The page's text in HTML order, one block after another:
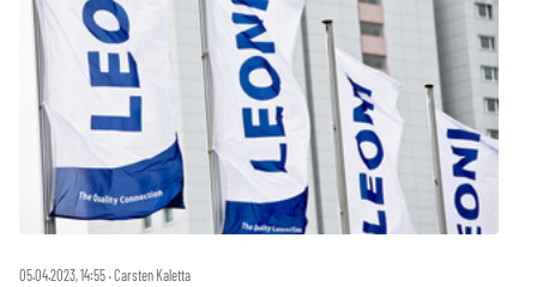
05.04.2023, 14:55 ‧ Carsten Kaletta